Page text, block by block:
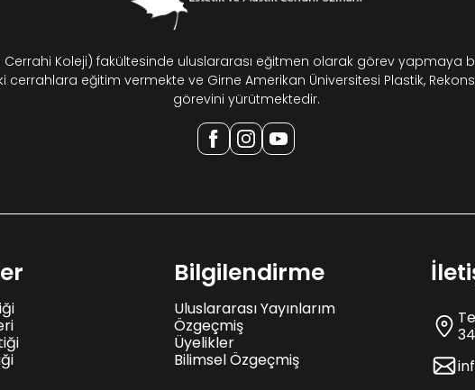
Cerrahi Koleji) fakültesinde uluslararası eğitmen olarak görev yapmaya
cerrahlara eğitim vermekte ve Girne Amerikan Üniversitesi Plastik,
görevini yürütmektedir.
Bilgilendirme
Uluslararası Yayınlarım
Özgeçmiş
Üyelikler
Bilimsel Özgeçmiş